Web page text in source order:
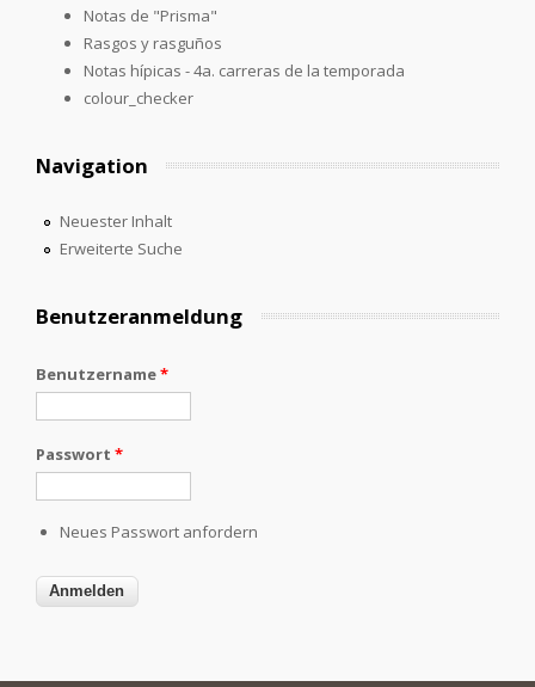
Notas de "Prisma"
Rasgos y rasguños
Notas hípicas - 4a. carreras de la temporada
colour_checker
Navigation
Neuester Inhalt
Erweiterte Suche
Benutzeranmeldung
Benutzername*
Passwort *
Neues Passwort anfordern